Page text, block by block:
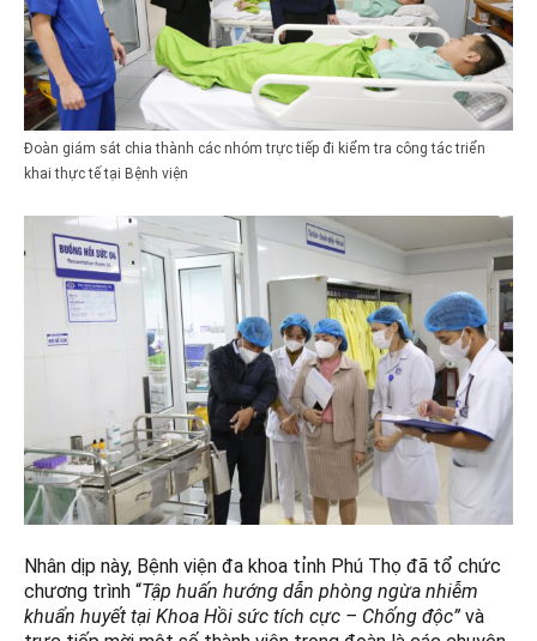
Đoàn giám sát chia thành các nhóm trực tiếp đi kiểm tra công tác triển
khai thực tế tại Bệnh viện
Nhân dịp này, Bệnh viện đa khoa tỉnh Phú Thọ đã tổ chức
chương trình “Tập huấn hướng dẫn phòng ngừa nhiễm
khuẩn huyết tại Khoa Hồi sức tích cực – Chống độc” và